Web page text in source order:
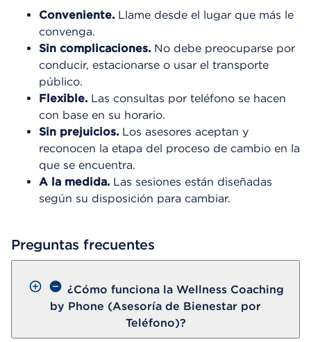
Conveniente. Llame desde el lugar que más le
convenga.
Sin complicaciones. No debe preocuparse por
conducir, estacionarse o usar el transporte
público.
Flexible. Las consultas por teléfono se hacen
con base en su horario.
Sin prejuicios. Los asesores aceptan y
reconocen la etapa del proceso de cambio en la
que se encuentra.
A la medida. Las sesiones están diseñadas
según su disposición para cambiar.
Preguntas frecuentes
¿Cómo funciona la Wellness Coaching
by Phone (Asesoría de Bienestar por
Teléfono)?